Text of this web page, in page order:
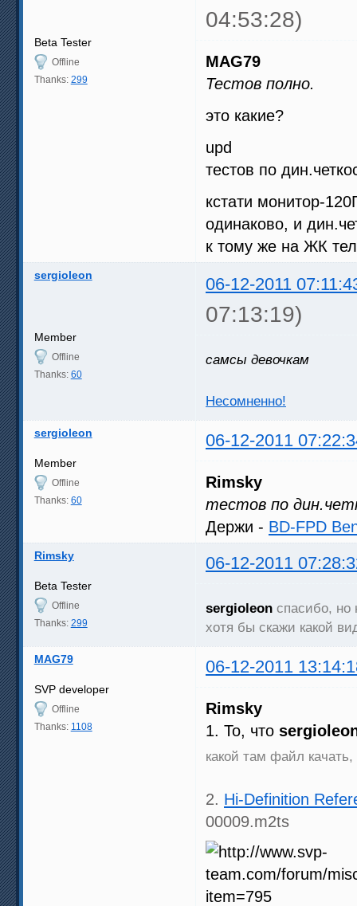
04:53:28)
Beta Tester
Offline
Thanks: 299
MAG79
Тестов полно.
это какие?
upd
тестов по
кстати монитор-
одинаково, и
к тому же на ЖК
sergioleon 06-12-2011
07:13:19)
Member
Offline
Thanks: 60
самсы девочкам
Несомненно!
sergioleon 06-12-2011
Member
Offline
Thanks: 60
Rimsky
тестов по
Держи - BD-FPD
Rimsky 06-12-2011
Beta Tester
Offline
Thanks: 299
sergioleon спасибо, но
хотя бы скажи какой
MAG79 06-12-2011
SVP developer
Offline
Thanks: 1108
Rimsky
1. То, что
какой там файл
2. Hi-Definition
00009.m2ts